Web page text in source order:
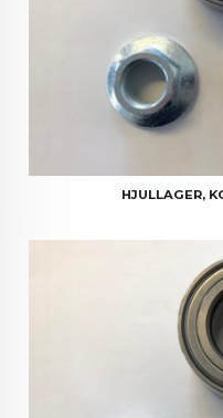
HJULLAGER,